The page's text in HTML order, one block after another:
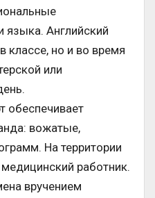
языка. Английский
классе, но и во время
или
обеспечивает
вожатые,
На территории
работник.
вручением